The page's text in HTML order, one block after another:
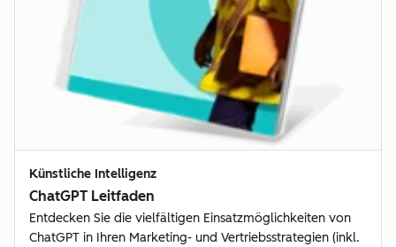
Künstliche Intelligenz
ChatGPT Leitfaden
Entdecken Sie die vielfältigen Einsatzmöglichkeiten von
ChatGPT in Ihren Marketing- und Vertriebsstrategien (inkl.